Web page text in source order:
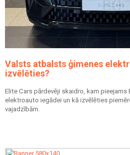
Valsts atbalsts ģimenes
izvēlēties?
Elite Cars pārdevēji skaidro, kam pieejams
elektroauto iegādei un kā izvēlēties
vajadzībām.